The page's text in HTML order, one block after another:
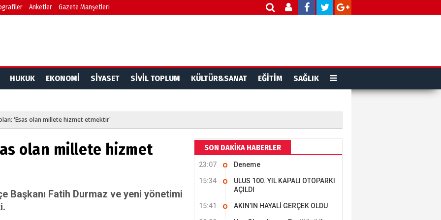
Anketler Gazete Manşetleri
HUKUK EKONOMİ SİYASET SİVİL TOPLUM KÜLTÜR&SANAT EĞİTİM SAĞLIK
'Esas olan millete hizmet etmektir'
olan millete hizmet
Başkanı Fatih Durmaz ve yeni yönetimi
SON DAKİKA HABERLER
23:07 Deneme
15:34
ULUS 100. YIL KAPALI OTOPARKI
AÇILDI
15:41 AKIN’IN HAYALİ GERÇEK OLDU